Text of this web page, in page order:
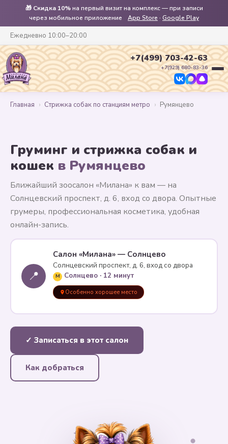
🎁 Скидка 10%на первый визит на комплекс — при записи
через мобильное приложение
App Store · Google Play
Ежедневно 10:00–20:00
+7(499) 703-42-63
+7(929) 680-83-36
Главная › Стрижка собак по станциям метро › Румянцево
Груминг и стрижка собак и
кошек в Румянцево
Ближайший зоосалон «Милана» к вам — на
Солнцевский проспект, д. 6, вход со двора. Опытные
грумеры, профессиональная косметика, удобная
онлайн-запись.
📍
Салон «Милана» — Солнцево
Солнцевский проспект, д. 6, вход со двора
M Солнцево · 12 минут
Особенно хорошее место
✓ Записаться в этот салон
Как добраться
✦